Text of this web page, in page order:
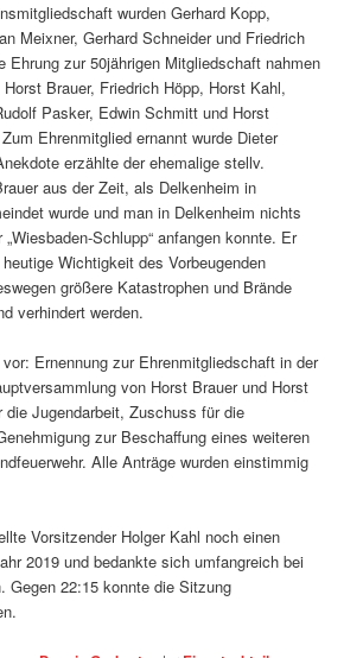
wurden Gerhard Kopp,
Meixner, Gerhard Schneider und Friedrich
Ehrung zur 50jährigen Mitgliedschaft nahmen
Brauer, Friedrich Höpp, Horst Kahl,
Pasker, Edwin Schmitt und Horst
Ehrenmitglied ernannt wurde Dieter
erzählte der ehemalige stellv.
aus der Zeit, als Delkenheim in
wurde und man in Delkenheim nichts
Schlupp“ anfangen konnte. Er
Wichtigkeit des Vorbeugenden
größere Katastrophen und Brände
verhindert werden.
Ernennung zur Ehrenmitgliedschaft in der
von Horst Brauer und Horst
Jugendarbeit, Zuschuss für die
zur Beschaffung eines weiteren
Alle Anträge wurden einstimmig
Vorsitzender Holger Kahl noch einen
2019 und bedankte sich umfangreich bei
Gegen 22:15 konnte die Sitzung